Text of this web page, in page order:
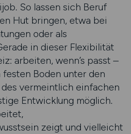
So lassen sich Beruf
Hut bringen, etwa bei
oder als
in dieser Flexibilität
arbeiten, wenn’s passt –
Boden unter den
vermeintlich einfachen
Entwicklung möglich.
zeigt und vielleicht